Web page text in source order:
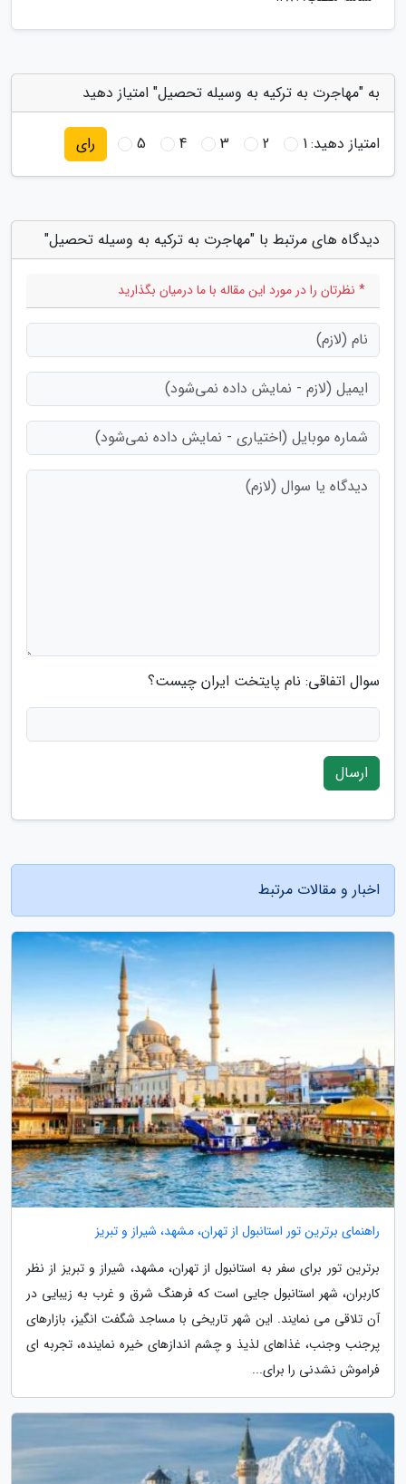
به "مهاجرت به ترکیه به وسیله تحصیل" امتیاز دهید
امتیاز دهید:1
2
3
4
5 رای
دیدگاه های مرتبط با "مهاجرت به ترکیه به وسیله تحصیل"
* نظرتان را در مورد این مقاله با ما درمیان بگذارید
سوال اتفاقی: نام پایتخت ایران چیست؟
ارسال
اخبار و مقالات مرتبط
راهنمای برترین تور استانبول از تهران، مشهد، شیراز و تبریز
برترین تور برای سفر به استانبول از تهران، مشهد، شیراز و تبریز از نظر
کاربران، شهر استانبول جایی است که فرهنگ شرق و غرب به زیبایی در
آن تلاقی می نمایند. این شهر تاریخی با مساجد شگفت انگیز، بازارهای
پرجنب وجنب، غذاهای لذیذ و چشم اندازهای خیره نماینده، تجربه ای
فراموش نشدنی را برای...